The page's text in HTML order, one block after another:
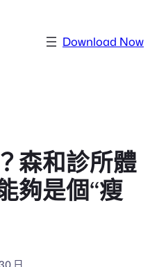
Download Now
森和診所體
夠是個“瘦